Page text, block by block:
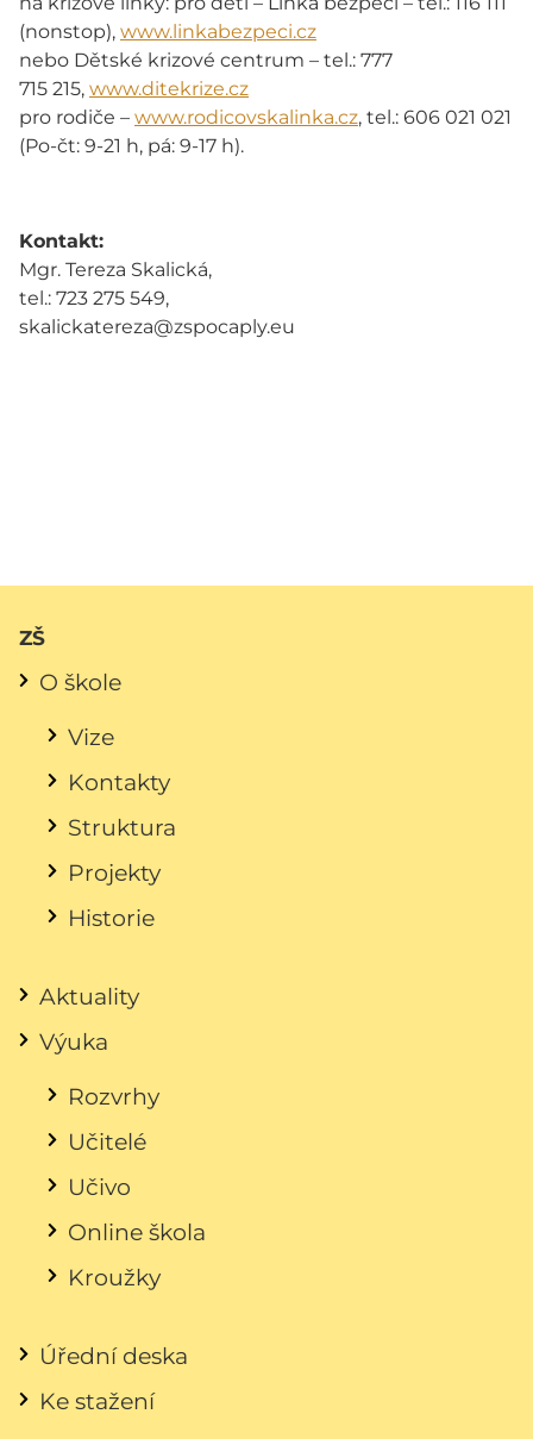
(nonstop), www.linkabezpeci.cz
nebo Dětské krizové centrum – tel.: 777
715 215, www.ditekrize.cz
pro rodiče – www.rodicovskalinka.cz, tel.: 606 021 021
(Po-čt: 9-21 h, pá: 9-17 h).
Kontakt:
Mgr. Tereza Skalická,
tel.: 723 275 549,
skalickatereza@zspocaply.eu
ZŠ
O škole
Vize
Kontakty
Struktura
Projekty
Historie
Aktuality
Výuka
Rozvrhy
Učitelé
Učivo
Online škola
Kroužky
Úřední deska
Ke stažení